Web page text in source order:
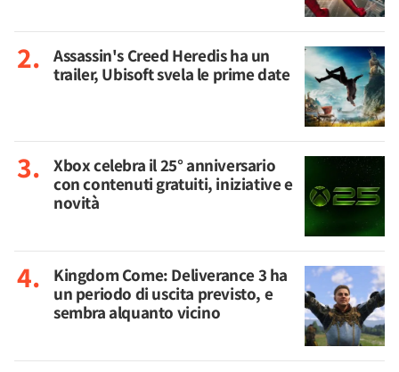
Assassin's Creed Heredis ha un
trailer, Ubisoft svela le prime date
Xbox celebra il 25° anniversario
con contenuti gratuiti, iniziative e
novità
Kingdom Come: Deliverance 3 ha
un periodo di uscita previsto, e
sembra alquanto vicino